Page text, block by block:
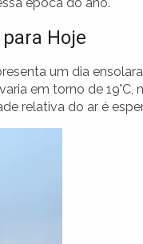
época do ano.
Hoje
um dia
em torno de
relativa do ar é